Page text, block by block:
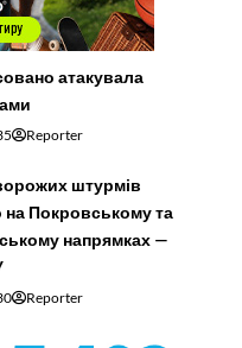
атакувала
Reporter
штурмів
на Покровському та
напрямках —
Reporter